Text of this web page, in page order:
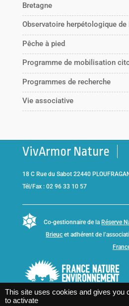
Bretagne
Observatoire herpétologique de
Pêche à pied
Programme de mobilisation
Programmes de recherche
Vie associative
VivArmor Nature
18 C Rue du Sabot 22440
Tél/Fax : 02 96 33 10 57
Co-gestionnaire de la Réserve
Brieuc et adhérent de
This site uses cookies and gives you
to activate